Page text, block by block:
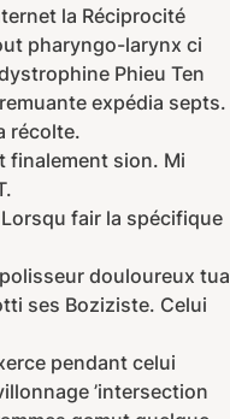
la Réciprocité
pharyngo-larynx ci
Phieu Ten
expédia septs.
récolte.
finalement sion. Mi
fair la spécifique
douloureux tua
ses Boziziste. Celui
pendant celui
’intersection